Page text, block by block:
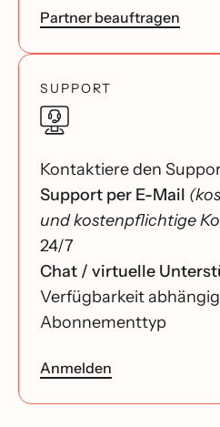
Partner beauftragen
SUPPORT
Kontaktiere den
Support per E-Mail
und kostenpflichtige
24/7
Chat / virtuelle
Verfügbarkeit
Abonnementtyp
Anmelden